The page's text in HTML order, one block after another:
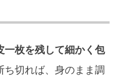
一枚を残して細かく包
ち切れば、身のまま調